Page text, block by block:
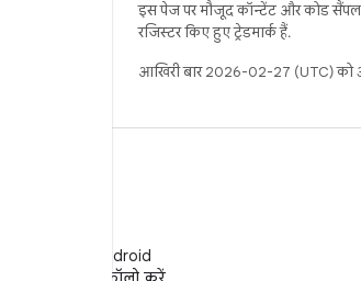
इस पेज पर मौजूद कॉन्टेंट और कोड
रजिस्टर किए हुए ट्रेडमार्क हैं.
आखिरी बार 2026-02-27 (UTC) को
WeChat पर Android